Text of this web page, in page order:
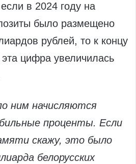
в 2024 году на
было размещено
рублей, то к концу
цифра увеличилась
ним начисляются
проценты. Если
скажу, это было
белорусских